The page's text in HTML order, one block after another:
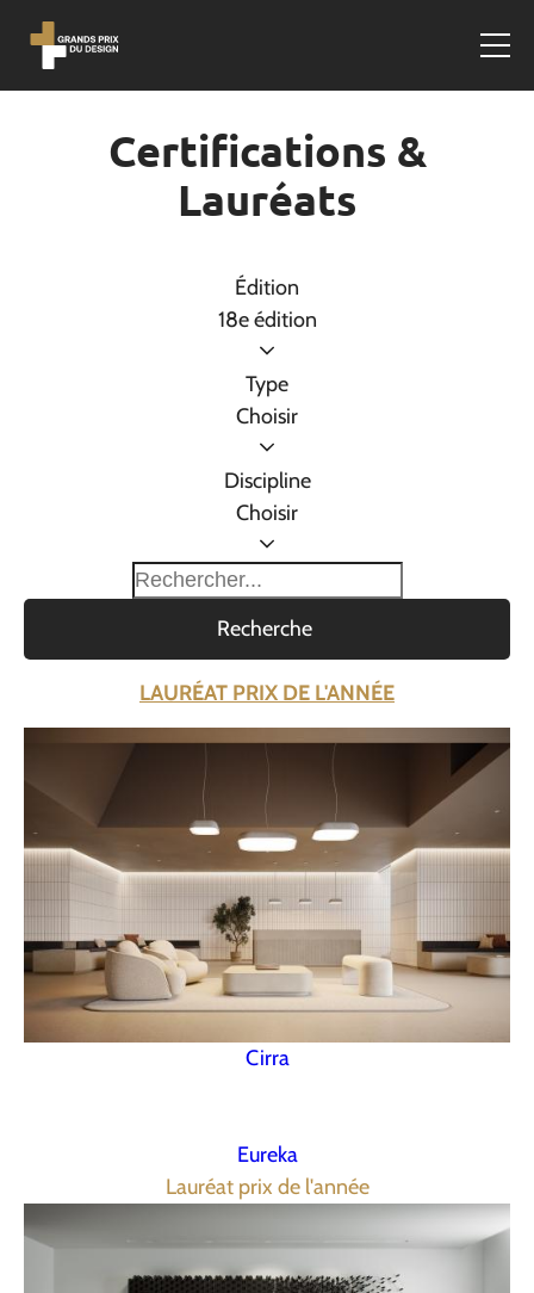
Certifications &
Lauréats
Édition
18e édition
Type
Choisir
Discipline
Choisir
Recherche
LAURÉAT PRIX DE L'ANNÉE
Cirra
Eureka
Lauréat prix de l'année